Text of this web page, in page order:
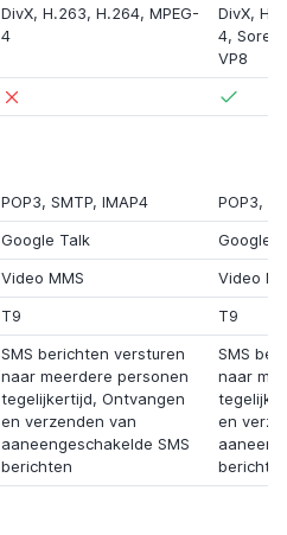
DivX, H.263, H.264, MPEG-
4
DivX,
4,
VP8
POP3, SMTP, IMAP4
POP3,
Google Talk
Google
Video MMS
Video
T9
T9
SMS berichten versturen
naar meerdere personen
tegelijkertijd, Ontvangen
en verzenden van
aaneengeschakelde SMS
berichten
SMS
naar
en